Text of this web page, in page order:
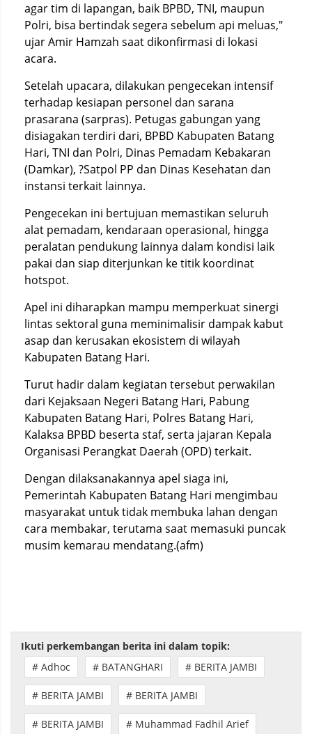
agar tim di lapangan, baik BPBD, TNI, maupun
Polri, bisa bertindak segera sebelum api meluas,"
ujar Amir Hamzah saat dikonfirmasi di lokasi
acara.
Setelah upacara, dilakukan pengecekan intensif
terhadap kesiapan personel dan sarana
prasarana (sarpras). Petugas gabungan yang
disiagakan terdiri dari, BPBD Kabupaten Batang
Hari, TNI dan Polri, Dinas Pemadam Kebakaran
(Damkar), ?Satpol PP dan Dinas Kesehatan dan
instansi terkait lainnya.
Pengecekan ini bertujuan memastikan seluruh
alat pemadam, kendaraan operasional, hingga
peralatan pendukung lainnya dalam kondisi laik
pakai dan siap diterjunkan ke titik koordinat
hotspot.
Apel ini diharapkan mampu memperkuat sinergi
lintas sektoral guna meminimalisir dampak kabut
asap dan kerusakan ekosistem di wilayah
Kabupaten Batang Hari.
Turut hadir dalam kegiatan tersebut perwakilan
dari Kejaksaan Negeri Batang Hari, Pabung
Kabupaten Batang Hari, Polres Batang Hari,
Kalaksa BPBD beserta staf, serta jajaran Kepala
Organisasi Perangkat Daerah (OPD) terkait.
Dengan dilaksanakannya apel siaga ini,
Pemerintah Kabupaten Batang Hari mengimbau
masyarakat untuk tidak membuka lahan dengan
cara membakar, terutama saat memasuki puncak
musim kemarau mendatang.(afm)
Ikuti perkembangan berita ini dalam topik:
# Adhoc
# BATANGHARI # BERITA JAMBI
# BERITA JAMBI # BERITA JAMBI
# BERITA JAMBI # Muhammad Fadhil Arief